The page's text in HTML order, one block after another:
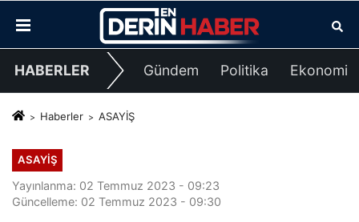
HABERLER Gündem Politika Ekonomi
Haberler ASAYİŞ
ASAYİŞ
Yayınlanma: 02 Temmuz 2023 - 09:23
Güncelleme: 02 Temmuz 2023 - 09:30